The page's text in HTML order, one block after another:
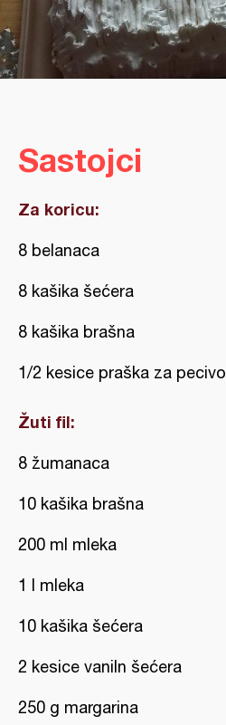
Sastojci
Za koricu:
8 belanaca
8 kašika šećera
8 kašika brašna
1/2 kesice praška za pecivo
Žuti fil:
8 žumanaca
10 kašika brašna
200 ml mleka
1 l mleka
10 kašika šećera
2 kesice vaniln šećera
250 g margarina